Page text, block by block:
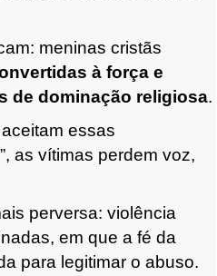
meninas cristãs
à força e
de dominação religiosa.
essas
as vítimas perdem voz,
perversa: violência
em que a fé da
para legitimar o abuso.